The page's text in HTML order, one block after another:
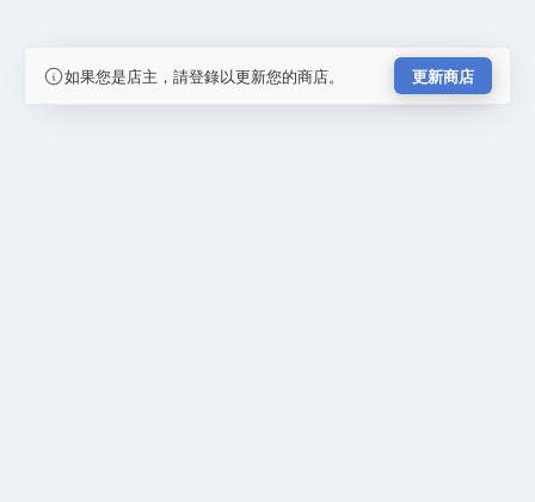
如果您是店主，請登錄以更新您的商店。 更新商店